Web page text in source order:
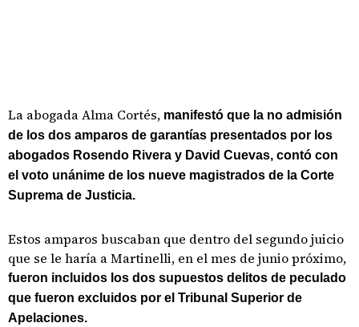
La abogada Alma Cortés, manifestó que la no admisión
de los dos amparos de garantías presentados por los
abogados Rosendo Rivera y David Cuevas, contó con
el voto unánime de los nueve magistrados de la Corte
Suprema de Justicia.
Estos amparos buscaban que dentro del segundo juicio
que se le haría a Martinelli, en el mes de junio próximo,
fueron incluidos los dos supuestos delitos de peculado
que fueron excluidos por el Tribunal Superior de
Apelaciones.